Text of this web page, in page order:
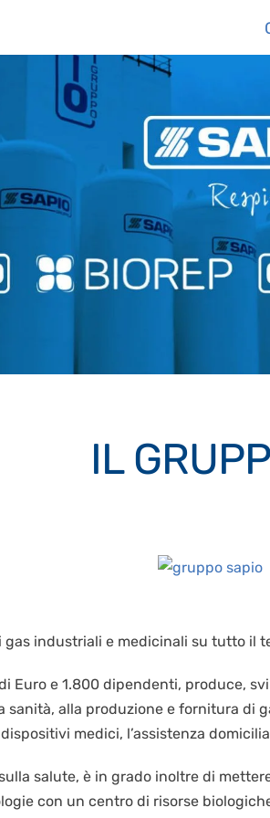
IL
industriali e medicinali su tutto il
Euro e 1.800 dipendenti, produce,
sanità, alla produzione e fornitura
medici, l’assistenza
salute, è in grado inoltre di
con un centro di risorse